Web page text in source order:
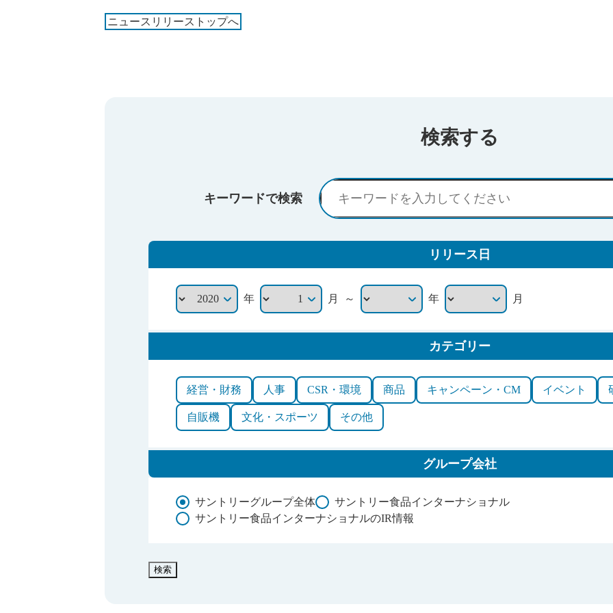
ニュースリリーストップへ
検索する
キーワードで検索
リリース日
年 月 ～ 年 月
カテゴリー
経営・財務 人事 CSR・環境 商品 キャンペーン・CM イベント
自販機 文化・スポーツ その他
グループ会社
サントリーグループ全体
サントリー食品インターナショナル
サントリー食品インターナショナルのIR情報
検索